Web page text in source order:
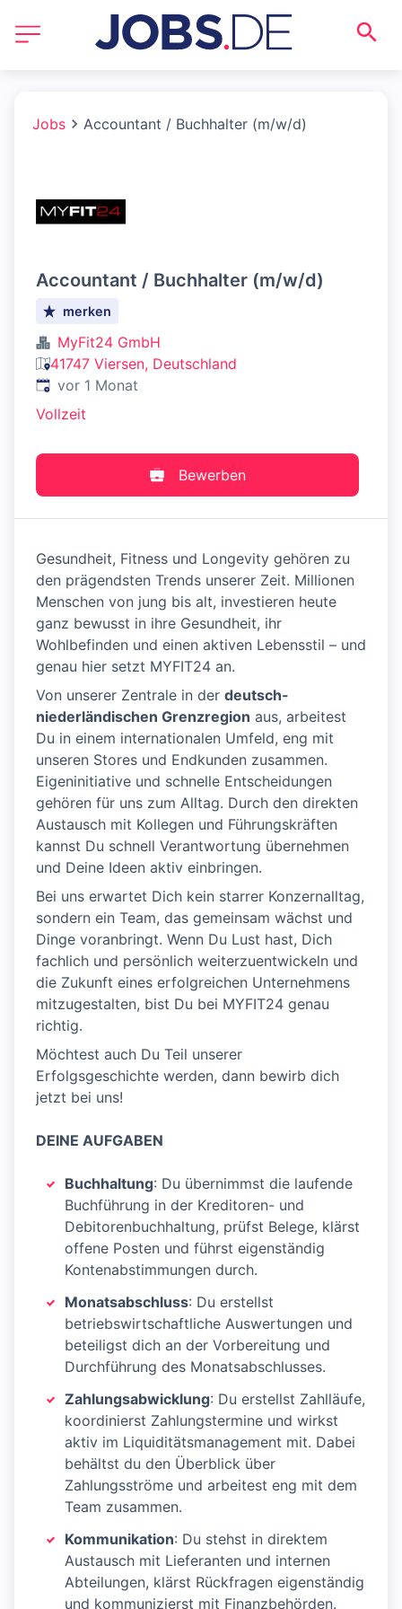
Jobs Accountant / Buchhalter (m/w/d)
Accountant / Buchhalter (m/w/d)
merken
MyFit24 GmbH
41747 Viersen, Deutschland
Veröffentlicht:
vor 1 Monat
Vollzeit
Bewerben
Gesundheit, Fitness und Longevity gehören zu
den prägendsten Trends unserer Zeit. Millionen
Menschen von jung bis alt, investieren heute
ganz bewusst in ihre Gesundheit, ihr
Wohlbefinden und einen aktiven Lebensstil – und
genau hier setzt MYFIT24 an.
Von unserer Zentrale in der deutsch-
niederländischen Grenzregion aus, arbeitest
Du in einem internationalen Umfeld, eng mit
unseren Stores und Endkunden zusammen.
Eigeninitiative und schnelle Entscheidungen
gehören für uns zum Alltag. Durch den direkten
Austausch mit Kollegen und Führungskräften
kannst Du schnell Verantwortung übernehmen
und Deine Ideen aktiv einbringen.
Bei uns erwartet Dich kein starrer Konzernalltag,
sondern ein Team, das gemeinsam wächst und
Dinge voranbringt. Wenn Du Lust hast, Dich
fachlich und persönlich weiterzuentwickeln und
die Zukunft eines erfolgreichen Unternehmens
mitzugestalten, bist Du bei MYFIT24 genau
richtig.
Möchtest auch Du Teil unserer
Erfolgsgeschichte werden, dann bewirb dich
jetzt bei uns!
DEINE AUFGABEN
Buchhaltung: Du übernimmst die laufende
Buchführung in der Kreditoren- und
Debitorenbuchhaltung, prüfst Belege, klärst
offene Posten und führst eigenständig
Kontenabstimmungen durch.
Monatsabschluss: Du erstellst
betriebswirtschaftliche Auswertungen und
beteiligst dich an der Vorbereitung und
Durchführung des Monatsabschlusses.
Zahlungsabwicklung: Du erstellst Zahlläufe,
koordinierst Zahlungstermine und wirkst
aktiv im Liquiditätsmanagement mit. Dabei
behältst du den Überblick über
Zahlungsströme und arbeitest eng mit dem
Team zusammen.
Kommunikation: Du stehst in direktem
Austausch mit Lieferanten und internen
Abteilungen, klärst Rückfragen eigenständig
und kommunizierst mit Finanzbehörden.